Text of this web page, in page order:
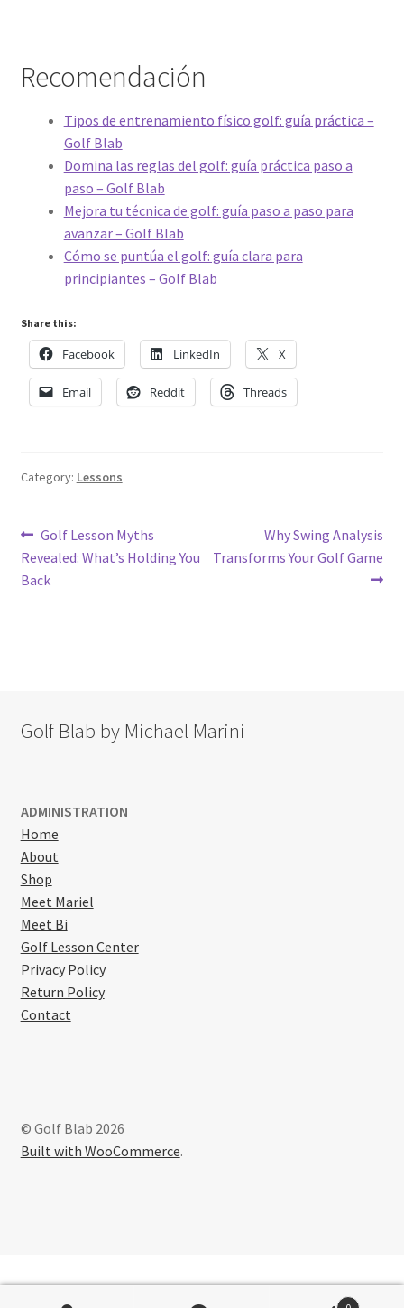
Recomendación
Tipos de entrenamiento físico golf: guía práctica –
Golf Blab
Domina las reglas del golf: guía práctica paso a
paso – Golf Blab
Mejora tu técnica de golf: guía paso a paso para
avanzar – Golf Blab
Cómo se puntúa el golf: guía clara para
principiantes – Golf Blab
Share this:
Facebook LinkedIn X
Email Reddit Threads
Category: Lessons
Post
navigation
Previous
post:
Golf Lesson Myths
Revealed: What’s Holding You
Back
Next
post:
Why Swing Analysis
Transforms Your Golf Game
Golf Blab by Michael Marini
ADMINISTRATION
Home
About
Shop
Meet Mariel
Meet Bi
Golf Lesson Center
Privacy Policy
Return Policy
Contact
© Golf Blab 2026
Built with WooCommerce.